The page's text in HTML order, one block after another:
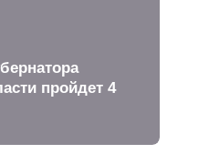
пройдет 4